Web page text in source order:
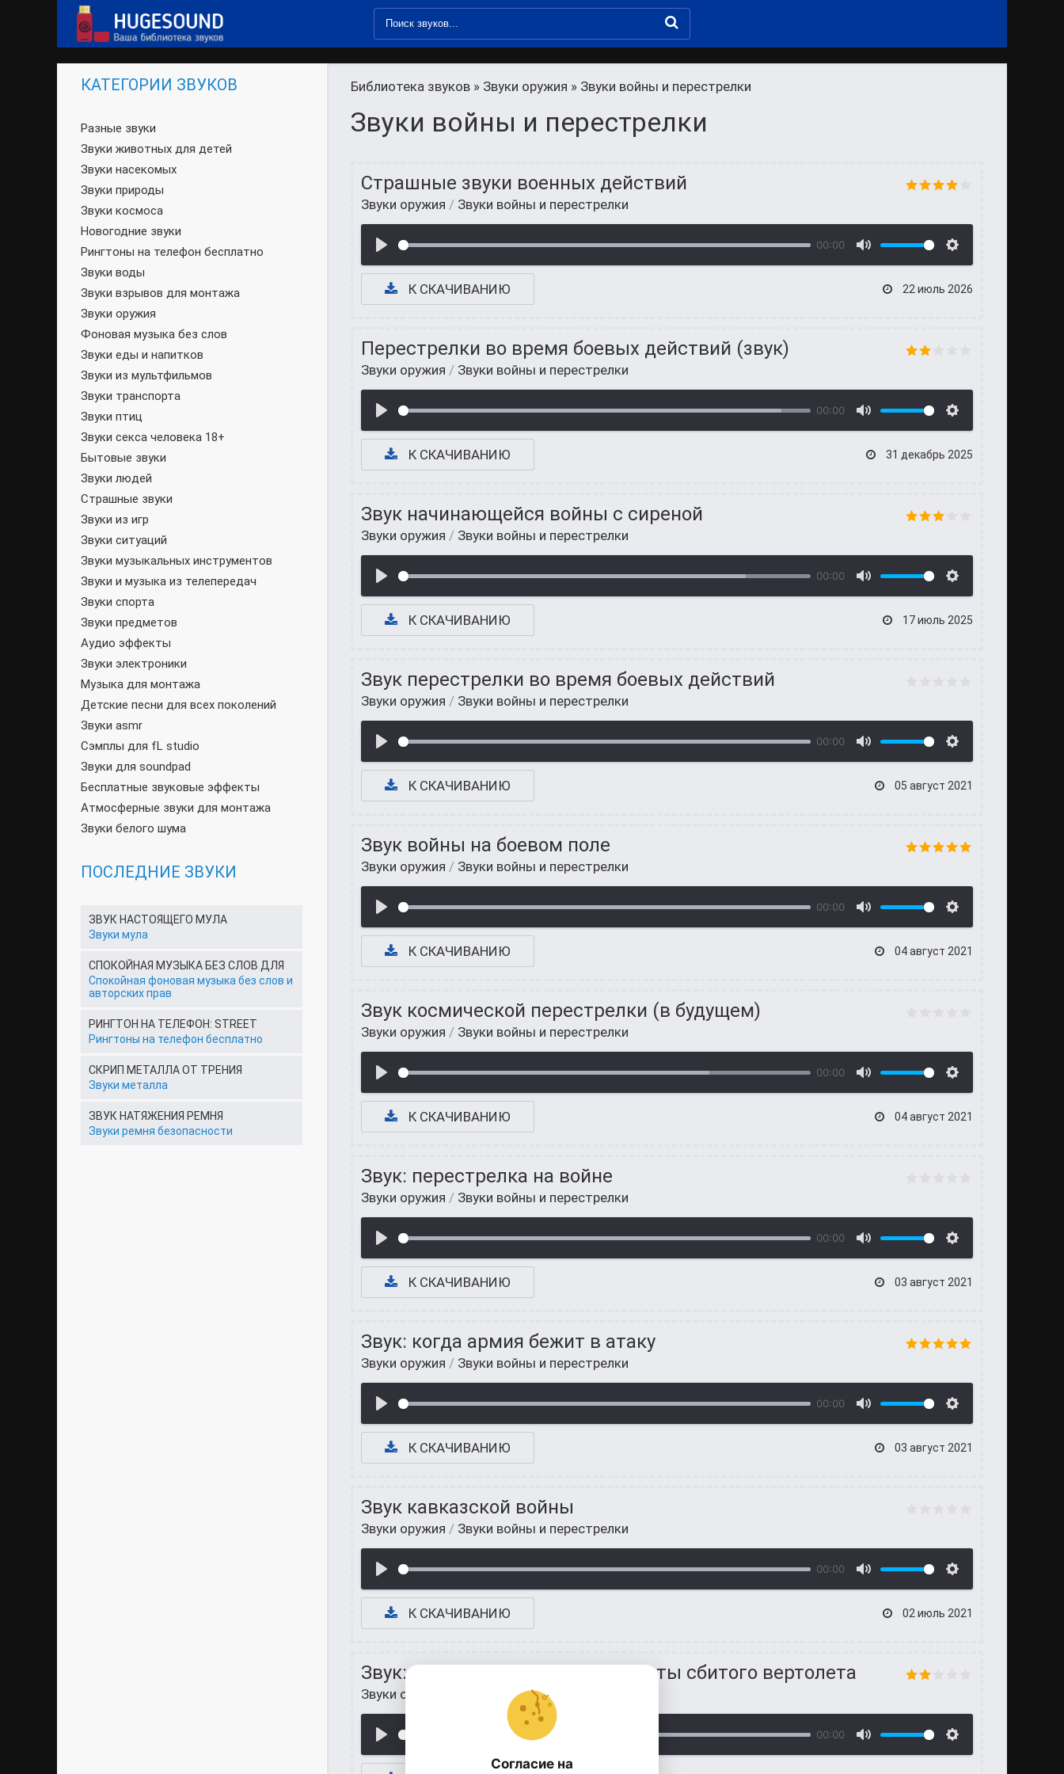
Библиотека звуков » Звуки оружия » Звуки войны и перестрелки
Звуки войны и перестрелки
Страшные звуки военных действий
Звуки оружия / Звуки войны и перестрелки
00:00
К СКАЧИВАНИЮ 22 июль 2026
Перестрелки во время боевых действий (звук)
Звуки оружия / Звуки войны и перестрелки
00:00
К СКАЧИВАНИЮ 31 декабрь 2025
Звук начинающейся войны с сиреной
Звуки оружия / Звуки войны и перестрелки
00:00
К СКАЧИВАНИЮ 17 июль 2025
Звук перестрелки во время боевых действий
Звуки оружия / Звуки войны и перестрелки
00:00
К СКАЧИВАНИЮ 05 август 2021
Звук войны на боевом поле
Звуки оружия / Звуки войны и перестрелки
00:00
К СКАЧИВАНИЮ 04 август 2021
Звук космической перестрелки (в будущем)
Звуки оружия / Звуки войны и перестрелки
00:00
К СКАЧИВАНИЮ 04 август 2021
Звук: перестрелка на войне
Звуки оружия / Звуки войны и перестрелки
00:00
К СКАЧИВАНИЮ 03 август 2021
Звук: когда армия бежит в атаку
Звуки оружия / Звуки войны и перестрелки
00:00
К СКАЧИВАНИЮ 03 август 2021
Звук кавказской войны
Звуки оружия / Звуки войны и перестрелки
00:00
К СКАЧИВАНИЮ 02 июль 2021
Звук: когда разговаривают пилоты сбитого вертолета
Звуки оружия Звуки войны и перестрелки
00:00
КАТЕГОРИИ ЗВУКОВ
Разные звуки
Звуки животных для детей
Звуки насекомых
Звуки природы
Звуки космоса
Новогодние звуки
Рингтоны на телефон бесплатно
Звуки воды
Звуки взрывов для монтажа
Звуки оружия
Фоновая музыка без слов
Звуки еды и напитков
Звуки из мультфильмов
Звуки транспорта
Звуки птиц
Звуки секса человека 18+
Бытовые звуки
Звуки людей
Страшные звуки
Звуки из игр
Звуки ситуаций
Звуки музыкальных инструментов
Звуки и музыка из телепередач
Звуки спорта
Звуки предметов
Аудио эффекты
Звуки электроники
Музыка для монтажа
Детские песни для всех поколений
Звуки asmr
Сэмплы для fL studio
Звуки для soundpad
Бесплатные звуковые эффекты
Атмосферные звуки для монтажа
Звуки белого шума
ПОСЛЕДНИЕ ЗВУКИ
ЗВУК НАСТОЯЩЕГО МУЛА
Звуки мула
СПОКОЙНАЯ МУЗЫКА БЕЗ СЛОВ ДЛЯ
Спокойная фоновая музыка без слов и
авторских прав
РИНГТОН НА ТЕЛЕФОН: STREET
Рингтоны на телефон бесплатно
СКРИП МЕТАЛЛА ОТ ТРЕНИЯ
Звуки металла
ЗВУК НАТЯЖЕНИЯ РЕМНЯ
Звуки ремня безопасности
Согласие на